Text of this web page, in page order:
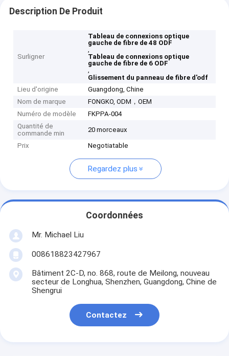
Description De Produit
Surligner
Tableau de connexions optique
gauche de fibre de 48 ODF
,
Tableau de connexions optique
gauche de fibre de 6 ODF
,
Glissement du panneau de fibre d'odf
Lieu d'origine
Guangdong, Chine
Nom de marque
FONGKO, ODM，OEM
Numéro de modèle
FKPPA-004
Quantité de
commande min
20 morceaux
Prix Negotiatable
Regardez plus
Coordonnées
Mr. Michael Liu
008618823427967
Bâtiment 2C-D, no. 868, route de Meilong, nouveau
secteur de Longhua, Shenzhen, Guangdong, Chine de
Shengrui
Contactez